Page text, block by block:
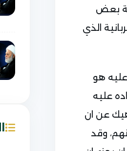
بعض
الذي
هو
عليه
عن ان
وقد